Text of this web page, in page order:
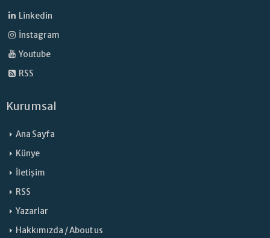
Linkedin
İnstagram
Youtube
RSS
Kurumsal
Ana Sayfa
Künye
İletişim
RSS
Yazarlar
Hakkımızda / About us